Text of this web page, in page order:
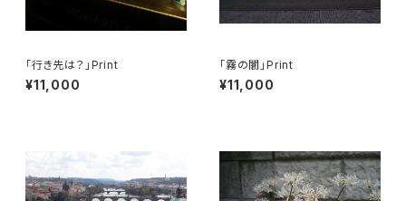
「行き先は？」Print
¥11,000
「霧の闇」Print
¥11,000